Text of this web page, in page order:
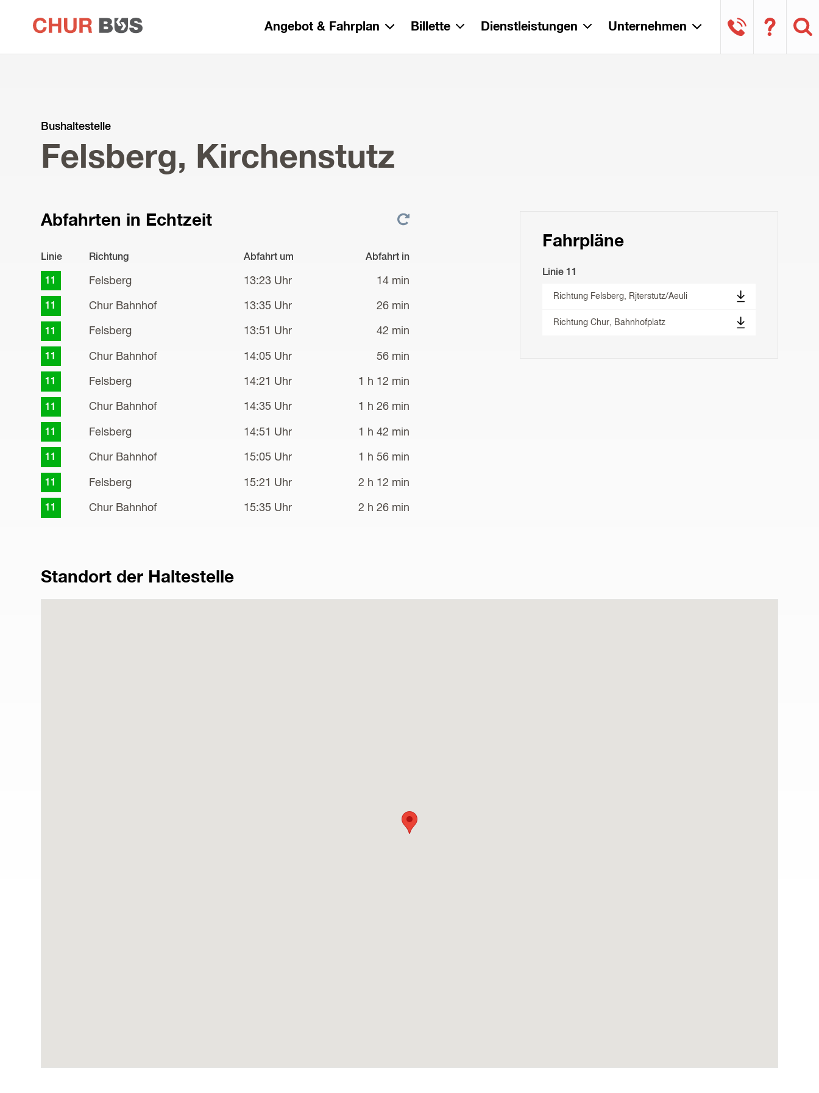
zur
Startseite
Angebot & Fahrplan Billette Dienstleistungen Unternehmen
Bushaltestelle
Felsberg, Kirchenstutz
Abfahrten in Echtzeit
Linie Richtung Abfahrt um Abfahrt in
11 Felsberg 13:23 Uhr 14 min
11 Chur Bahnhof 13:35 Uhr 26 min
11 Felsberg 13:51 Uhr 42 min
11 Chur Bahnhof 14:05 Uhr 56 min
11 Felsberg 14:21 Uhr 1 h 12 min
11 Chur Bahnhof 14:35 Uhr 1 h 26 min
11 Felsberg 14:51 Uhr 1 h 42 min
11 Chur Bahnhof 15:05 Uhr 1 h 56 min
11 Felsberg 15:21 Uhr 2 h 12 min
11 Chur Bahnhof 15:35 Uhr 2 h 26 min
Fahrpläne
Linie 11
Richtung Felsberg, Rjterstutz/Aeuli
Richtung Chur, Bahnhofplatz
Standort der Haltestelle